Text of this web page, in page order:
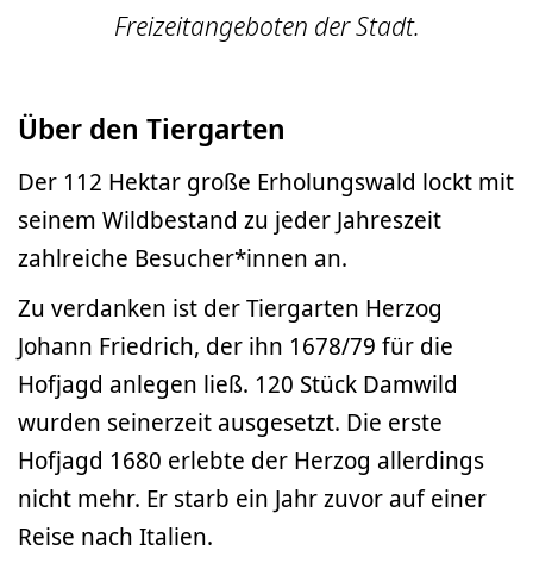
Freizeitangeboten der Stadt.
Über den Tiergarten
Der 112 Hektar große Erholungswald lockt mit
seinem Wildbestand zu jeder Jahreszeit
zahlreiche Besucher*innen an.
Zu verdanken ist der Tiergarten Herzog
Johann Friedrich, der ihn 1678/79 für die
Hofjagd anlegen ließ. 120 Stück Damwild
wurden seinerzeit ausgesetzt. Die erste
Hofjagd 1680 erlebte der Herzog allerdings
nicht mehr. Er starb ein Jahr zuvor auf einer
Reise nach Italien.